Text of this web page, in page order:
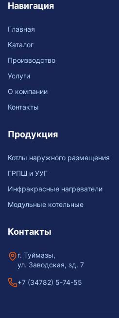
Навигация
Главная
Каталог
Производство
Услуги
О компании
Контакты
Продукция
Котлы наружного размещения
ГРПШ и УУГ
Инфракрасные нагреватели
Модульные котельные
Контакты
г. Туймазы,
ул. Заводская, зд. 7
+7 (34782) 5-74-55